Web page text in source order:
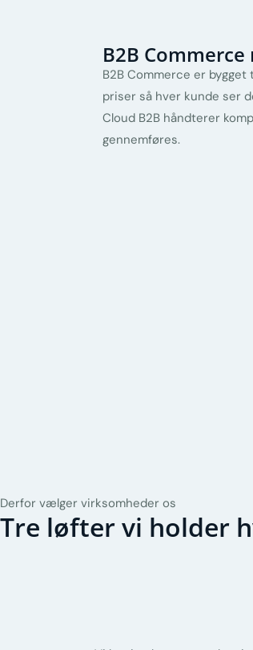
B2B
B2B Commerce er
priser så hver kunde ser
Cloud B2B håndterer
gennemføres.
Derfor vælger virksomheder os
Tre løfter vi holder